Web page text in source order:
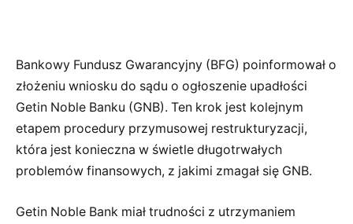
Bankowy Fundusz Gwarancyjny (BFG) poinformował o
złożeniu wniosku do sądu o ogłoszenie upadłości
Getin Noble Banku (GNB). Ten krok jest kolejnym
etapem procedury przymusowej restrukturyzacji,
która jest konieczna w świetle długotrwałych
problemów finansowych, z jakimi zmagał się GNB.
Getin Noble Bank miał trudności z utrzymaniem